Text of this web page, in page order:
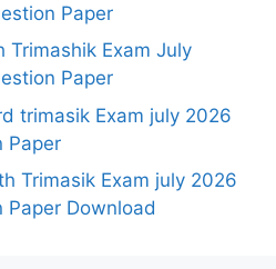
Paper
Trimashik Exam July
Paper
trimasik Exam july 2026
Paper
Trimasik Exam july 2026
Paper Download